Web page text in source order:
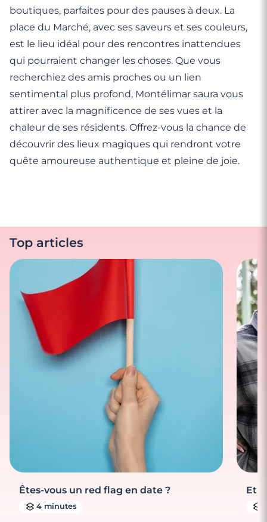
boutiques, parfaites pour des pauses à deux. La
place du Marché, avec ses saveurs et ses couleurs,
est le lieu idéal pour des rencontres inattendues
qui pourraient changer les choses. Que vous
recherchiez des amis proches ou un lien
sentimental plus profond, Montélimar saura vous
attirer avec la magnificence de ses vues et la
chaleur de ses résidents. Offrez-vous la chance de
découvrir des lieux magiques qui rendront votre
quête amoureuse authentique et pleine de joie.
Top articles
Êtes-vous un red flag en date ?
4 minutes
Et